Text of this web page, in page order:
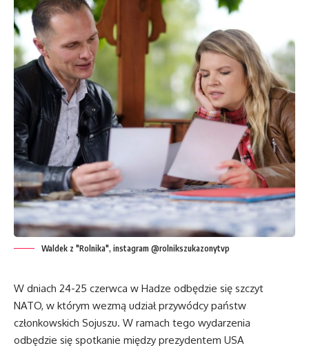
Waldek z "Rolnika", instagram @rolnikszukazonytvp
W dniach 24-25 czerwca w Hadze odbędzie się szczyt
NATO, w którym wezmą udział przywódcy państw
członkowskich Sojuszu. W ramach tego wydarzenia
odbędzie się spotkanie między prezydentem USA